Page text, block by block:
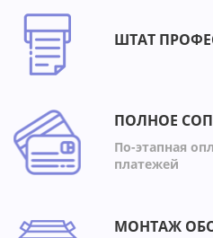
ШТАТ
ПОЛНОЕ
По-этапная
платежей
МОНТАЖ